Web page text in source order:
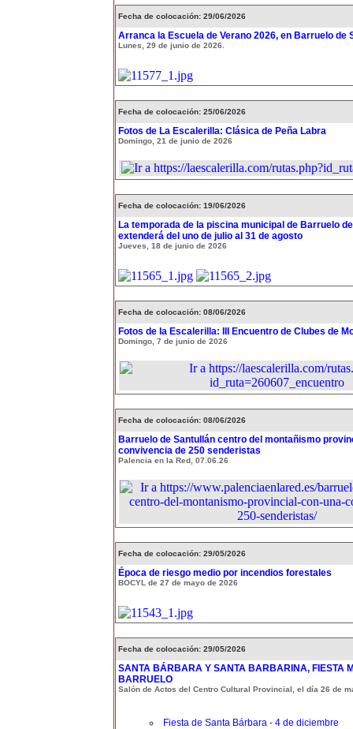
Fecha de colocación: 29/06/2026
Arranca la Escuela de Verano 2026, en Barruelo de
Lunes, 29 de junio de 2026.
Fecha de colocación: 25/06/2026
Fotos de La Escalerilla: Clásica de Peña Labra
Domingo, 21 de junio de 2026
Fecha de colocación: 19/06/2026
La temporada de la piscina municipal de Barruelo
extenderá del uno de julio al 31 de agosto
Jueves, 18 de junio de 2026
Fecha de colocación: 08/06/2026
Fotos de la Escalerilla: III Encuentro de Clubes de
Domingo, 7 de junio de 2026
Fecha de colocación: 08/06/2026
Barruelo de Santullán centro del montañismo
convivencia de 250 senderistas
Palencia en la Red, 07.06.26
Fecha de colocación: 29/05/2026
Época de riesgo medio por incendios forestales
BOCYL de 27 de mayo de 2026
Fecha de colocación: 29/05/2026
SANTA BÁRBARA Y SANTA BARBARINA, FIESTA
BARRUELO
Salón de Actos del Centro Cultural Provincial, el día 26 de
Fiesta de Santa Bárbara - 4 de diciembre